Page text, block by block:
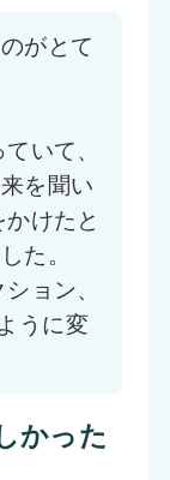
がとて
いて、
を聞い
けたと
た。
ョン、
うに変
かった